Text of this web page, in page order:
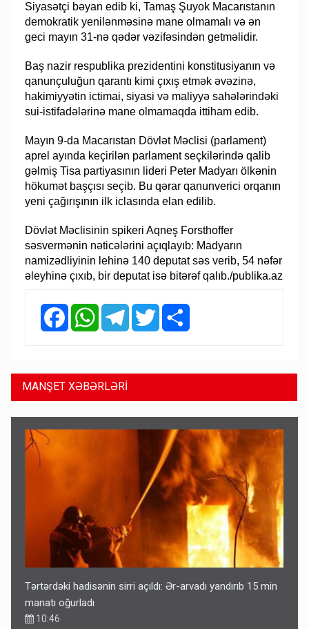
Siyasətçi bəyan edib ki, Tamaş Şuyok Macarıstanın
demokratik yenilənməsinə mane olmamalı və ən
geci mayın 31-nə qədər vəzifəsindən getməlidir.
Baş nazir respublika prezidentini konstitusiyanın və
qanunçuluğun qarantı kimi çıxış etmək əvəzinə,
hakimiyyətin ictimai, siyasi və maliyyə sahələrindəki
sui-istifadələrinə mane olmamaqda ittiham edib.
Mayın 9-da Macarıstan Dövlət Məclisi (parlament)
aprel ayında keçirilən parlament seçkilərində qalib
gəlmiş Tisa partiyasının lideri Peter Madyarı ölkənin
hökumət başçısı seçib. Bu qərar qanunverici orqanın
yeni çağırışının ilk iclasında elan edilib.
Dövlət Məclisinin spikeri Aqneş Forsthoffer
səsvermənin nəticələrini açıqlayıb: Madyarın
namizədliyinin lehinə 140 deputat səs verib, 54 nəfər
əleyhinə çıxıb, bir deputat isə bitərəf qalıb./publika.az
FacebookWhatsAppTelegramTwitter
MANŞET XƏBƏRLƏRİ
Tərtərdəki hadisənin sirri açıldı: Ər-arvadı yandırıb 15 min
manatı oğurladı
10:46